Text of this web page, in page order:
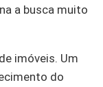
a busca muito
imóveis. Um
do